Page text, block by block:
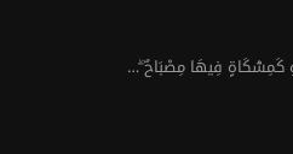
كَمِشْكَاةٍ فِيهَا مِصْبَاحٌ ۖ…